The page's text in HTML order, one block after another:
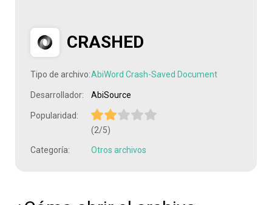
CRASHED
Tipo de archivo:AbiWord Crash-Saved Document
Desarrollador: AbiSource
Popularidad:
(2/5)
Categoría: Otros archivos